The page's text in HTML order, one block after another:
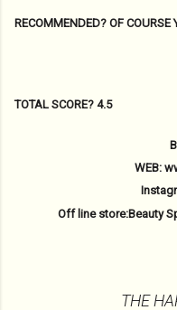
RECOMMENDED? OF COURSE
TOTAL SCORE? 4.5
WEB:
Off line store:Beauty
THE